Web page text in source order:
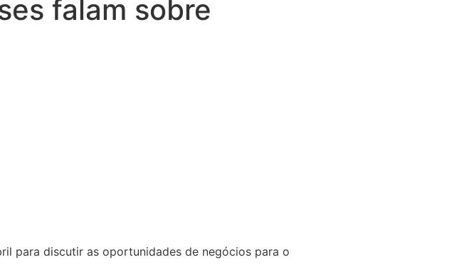
falam sobre
para discutir as oportunidades de negócios para o